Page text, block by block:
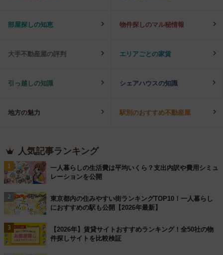
部屋探しの知恵 物件探しのマル秘情報
大手不動産屋の評判 エリアごとの家賃
引っ越しの知識 シェアハウスの知識
地方の魅力 駅別のおすすめ不動産屋
人気記事ランキング
1
一人暮らしの生活費は平均いくら？支出内訳や費用シミュ
レーションを公開
2
東京都内の住みやすい街ランキングTOP10！一人暮らし
におすすめの駅も公開【2026年最新】
3
【2026年】賃貸サイトおすすめランキング！全50社の物
件探しサイトを比較検証